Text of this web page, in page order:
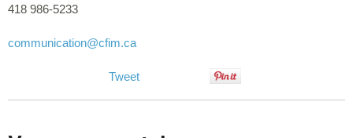
418 986-5233
communication@cfim.ca
Tweet